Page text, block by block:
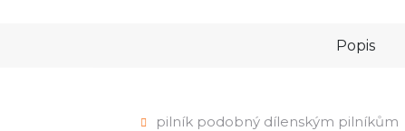
Popis
pilník podobný dílenským pilníkům